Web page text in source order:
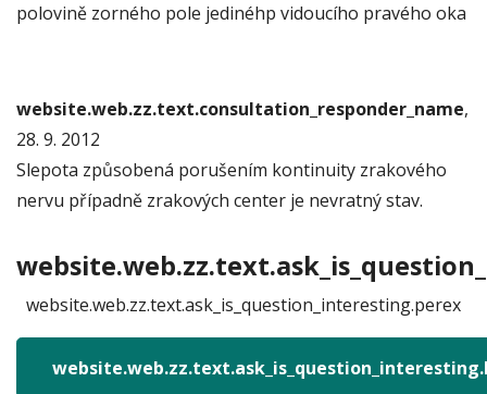
polovině zorného pole jedinéhp vidoucího pravého oka
website.web.zz.text.consultation_responder_name,
28. 9. 2012
Slepota způsobená porušením kontinuity zrakového
nervu případně zrakových center je nevratný stav.
website.web.zz.text.ask_is_question_interesting.perex